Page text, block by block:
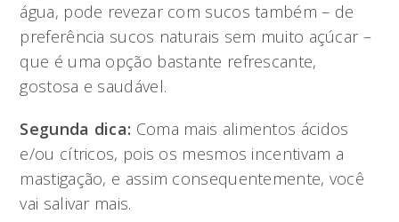
água, pode revezar com sucos também – de
preferência sucos naturais sem muito açúcar –
que é uma opção bastante refrescante,
gostosa e saudável.
Segunda dica: Coma mais alimentos ácidos
e/ou cítricos, pois os mesmos incentivam a
mastigação, e assim consequentemente, você
vai salivar mais.